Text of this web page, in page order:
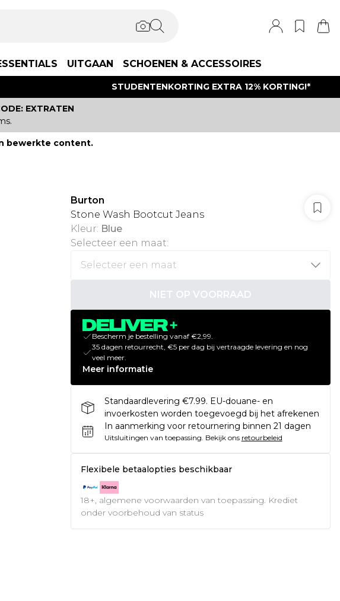
UITGAAN SCHOENEN & ACCESSOIRES
STUDENTENKORTING EXTRA 12% KORTING!*
EXTRATEN
bewerkte content.
Burton
Stone Wash Bootcut Jeans
Kleur: Blue
Selecteer een maat:
NIET OP VOORRAAD
Bescherm je bestelling vanaf €2,99.
35 dagen retourrecht, €5 per dag bij vertraagde levering en nog
veel meer.
Meer informatie
Standaardlevering €7.99. EU-douane- en
invoerkosten worden toegevoegd bij het afrekenen
In aanmerking voor retournering binnen 21 dagen
Uitsluitingen van toepassing. Bekijk ons retourbeleid
Flexibele betaalopties beschikbaar
18+, algemene voorwaarden van toepassing. Krediet
onder voorbehoud van status